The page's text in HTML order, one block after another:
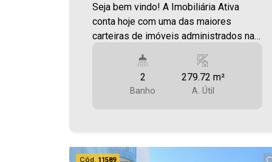
Seja bem vindo! A Imobiliária Ativa
conta hoje com uma das maiores
carteiras de imóveis administrados na
venda. Confira mais uma de nossas
Centro (Segundo piso) Área Útil
do aluguel * verifique detalhes sobre o
2
Banho
279.72 m²
A. Útil
Cód. 11589